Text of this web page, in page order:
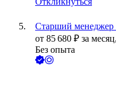
Старший менеджер
от 85 680 ₽ за месяц,
Без опыта